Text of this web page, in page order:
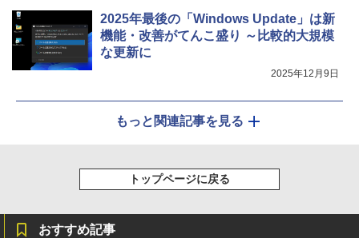
2025年最後の「Windows Update」は新
機能・改善がてんこ盛り ～比較的大規模
な更新に
2025年12月9日
もっと関連記事を見る
トップページに戻る
おすすめ記事